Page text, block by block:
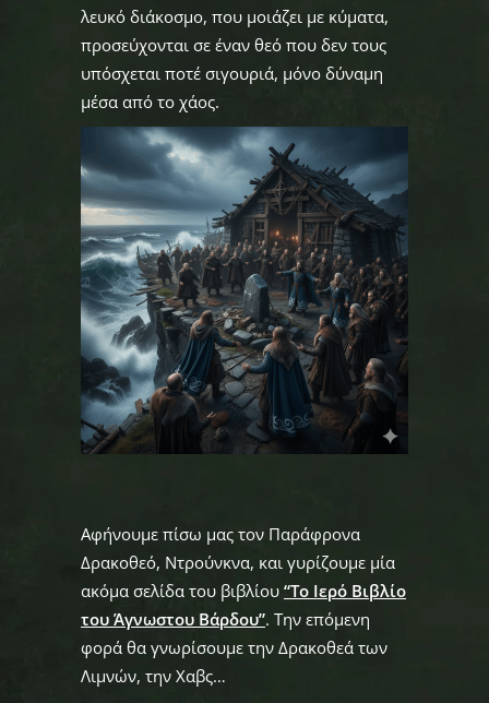
λευκό διάκοσμο, που μοιάζει με κύματα,
προσεύχονται σε έναν θεό που δεν τους
υπόσχεται ποτέ σιγουριά, μόνο δύναμη
μέσα από το χάος.
Αφήνουμε πίσω μας τον Παράφρονα
Δρακοθεό, Ντρούνκνα, και γυρίζουμε μία
ακόμα σελίδα του βιβλίου “Το Ιερό Βιβλίο
του Άγνωστου Βάρδου”. Την επόμενη
φορά θα γνωρίσουμε την Δρακοθεά των
Λιμνών, την Χαβς…